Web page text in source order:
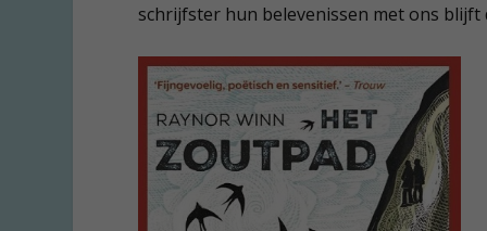
schrijfster hun belevenissen met ons blijft